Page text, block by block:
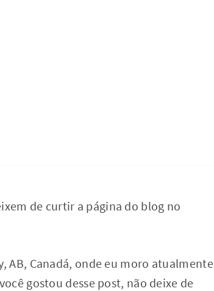
de curtir a página do blog no
AB, Canadá, onde eu moro atualmente
gostou desse post, não deixe de